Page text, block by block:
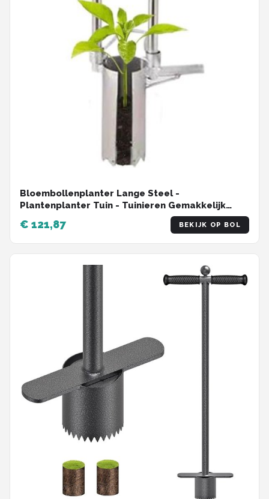
Bloembollenplanter Lange Steel -
Plantenplanter Tuin - Tuinieren Gemakkelijk
Maken - Verbeterd Dubbel Handvat - 7 cm
Diameter - Roestvrij Staal
€ 121,87 BEKIJK OP BOL